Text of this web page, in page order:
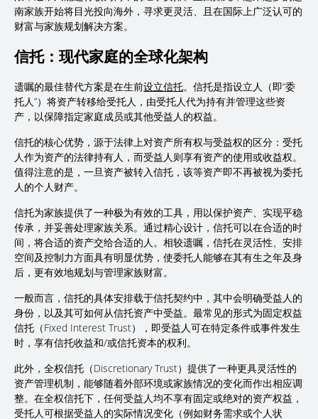
南家族开始将目光投向海外，寻求更灵活、且在国际上广泛认可的
财富与家族规划解决方案。
信托：现代家庭的全球化架构
遗嘱的最佳替代方案是在生前设立信托。信托是指设立人（即“委
托人”）将资产转移给受托人，由受托人代为持有并管理这些资
产，以保障指定家庭成员或其他受益人的权益。
信托的核心优势，源于法律上对资产所有权与受益权的区分：受托
人作为资产的法律持有人，而受益人则享有资产的使用或收益权。
值得注意的是，一旦资产被转入信托，该等资产即不再被视为委托
人的个人财产。
信托为家族提供了一种极为有效的工具，用以保护资产、实现平稳
传承，并妥善处理家族关系。通过精心设计，信托可以在合适的时
间，将合适的资产交给合适的人。相较遗嘱，信托在灵活性、安排
空间及控制力方面具有明显优势，使委托人能够在其有生之年及身
后，更有效地规划与管理家族财富。
一般而言，信托的具体安排载于信托契约中，其中会明确受益人的
身份，以及其可如何从信托资产中受益。最常见的形式为固定权益
信托（Fixed Interest Trust），即受益人可在特定条件或事件发生
时，享有信托收益和/或信托资本的权利。
此外，全权信托（Discretionary Trust）提供了一种更具灵活性的
资产管理机制，能够随着外部环境或家族情况的变化而作出相应调
整。在全权信托下，任何受益人均不享有固定或绝对的资产权益，
受托人可根据受益人的实际情况变化（例如财务需求或个人状